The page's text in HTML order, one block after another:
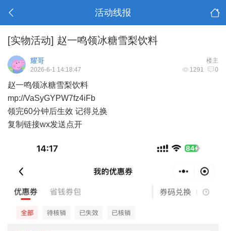
活动线报
[实物活动] 赵一鸣领冰糖雪梨饮料
楼主
耀哥
1291 0
2026-6-1 14:18:47
赵一鸣领冰糖雪梨饮料
mp://VaSyGYPW7fz4iFb
领完60分钟后生效 记得兑换
复制链接wx发送点开